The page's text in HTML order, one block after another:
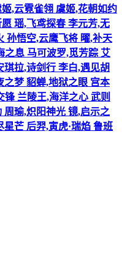
,云霓雀翎 虞姬,花朝如约
瑶,飞鸢探春 李元芳,无
孙悟空,云鹰飞将 曜,补天
之息 马可波罗,觅芳踪 艾
拉,诗剑行 李白,遇见胡
之梦 貂蝉,地狱之眼 宫本
锋 兰陵王,海洋之心 武则
周瑜,炽阳神光 镜,启示之
芒 后羿,寅虎·瑞焰 鲁班